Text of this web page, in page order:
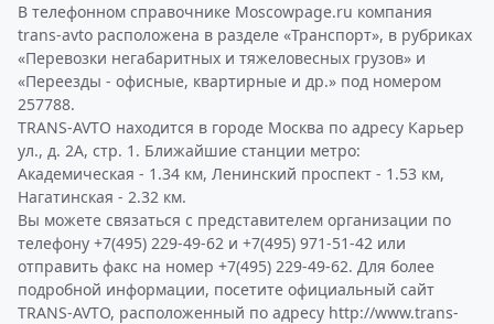
В телефонном справочнике Moscowpage.ru компания
trans-avto расположена в разделе «Транспорт», в рубриках
«Перевозки негабаритных и тяжеловесных грузов» и
«Переезды - офисные, квартирные и др.» под номером
257788.
TRANS-AVTO находится в городе Москва по адресу Карьер
ул., д. 2А, стр. 1. Ближайшие станции метро:
Академическая - 1.34 км, Ленинский проспект - 1.53 км,
Нагатинская - 2.32 км.
Вы можете связаться с представителем организации по
телефону +7(495) 229-49-62 и +7(495) 971-51-42 или
отправить факс на номер +7(495) 229-49-62. Для более
подробной информации, посетите официальный сайт
TRANS-AVTO, расположенный по адресу http://www.trans-